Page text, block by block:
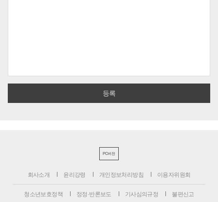
PC버전
회사소개 윤리강령 개인정보처리방침 이용자위원회
청소년보호정책 정정·반론보도 기사심의규정 불편신고